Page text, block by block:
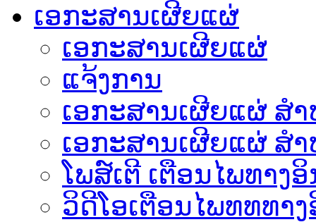
ເອກະສານເຜີຍແຜ່
ເອກະສານເຜີຍແຜ່
ແຈ້ງການ
ເອກະສານເຜີຍແຜ່ ສ
ເອກະສານເຜີຍແຜ່ ສ
ໂພສ໌ເຕີ ເຕືອນໄພທາງອິ
ວິດີໂອເຕືອນໄພທທທາງ